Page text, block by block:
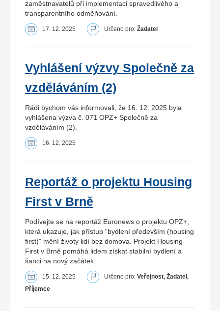
zaměstnavatelů při implementaci spravedlivého a
transparentního odměňování.
17. 12. 2025 Určeno pro: Žadatel
Vyhlášení výzvy Společně za
vzděláváním (2)
Rádi bychom vás informovali, že 16. 12. 2025 byla
vyhlášena výzva č. 071 OPZ+ Společně za
vzděláváním (2).
16. 12. 2025
Reportáž o projektu Housing
First v Brně
Podívejte se na reportáž Euronews o projektu OPZ+,
která ukazuje, jak přístup "bydlení především (housing
first)" mění životy lidí bez domova. Projekt Housing
First v Brně pomáhá lidem získat stabilní bydlení a
šanci na nový začátek.
15. 12. 2025 Určeno pro: Veřejnost, Žadatel,
Příjemce